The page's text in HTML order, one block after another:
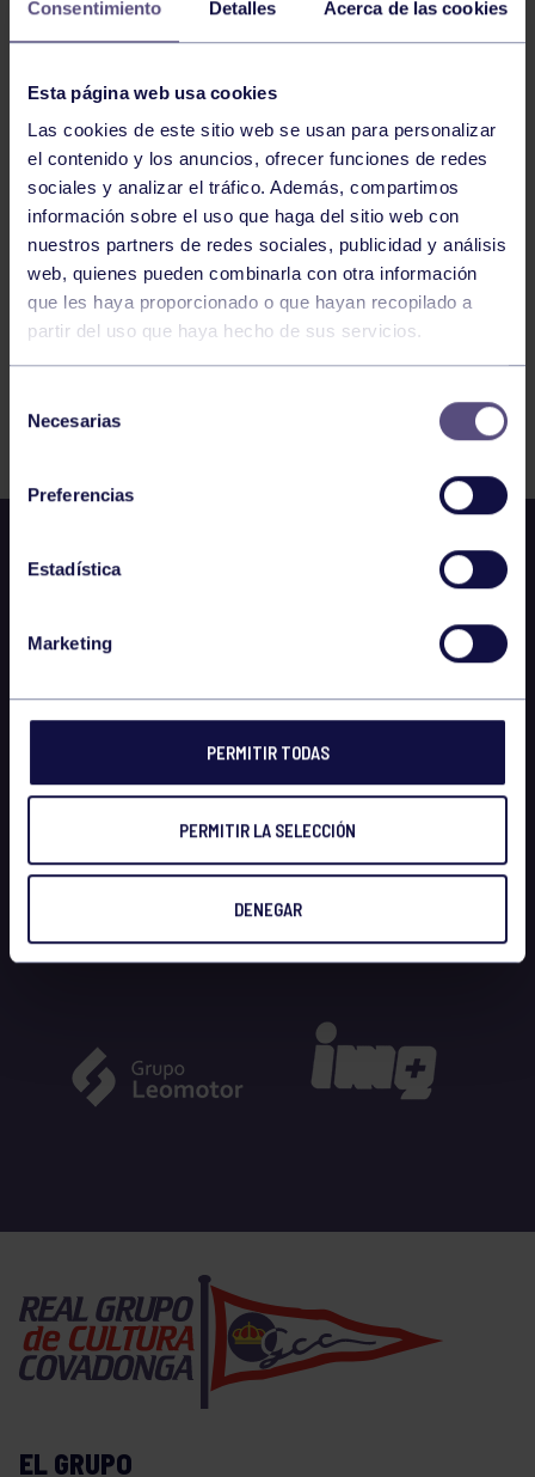
Consentimiento Detalles Acerca de las cookies
Esta página web usa cookies
Las cookies de este sitio web se usan para personalizar
el contenido y los anuncios, ofrecer funciones de redes
sociales y analizar el tráfico. Además, compartimos
información sobre el uso que haga del sitio web con
nuestros partners de redes sociales, publicidad y análisis
web, quienes pueden combinarla con otra información
que les haya proporcionado o que hayan recopilado a
partir del uso que haya hecho de sus servicios.
Necesarias
Preferencias
Estadística
Marketing
PERMITIR TODAS
PERMITIR LA SELECCIÓN
DENEGAR
09:00h HOCKEY
FASE SECTOR CTO ESPAÑA SENIOR FEM
798 799 800 801 802 803 804
FILTRAR
EL GRUPO